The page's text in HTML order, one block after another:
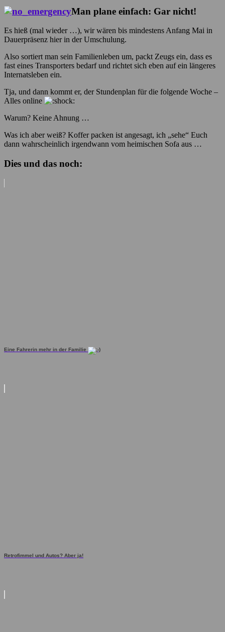
Man plane einfach: Gar nicht!
Es hieß (mal wieder …), wir wären bis mindestens Anfang Mai in
Dauerpräsenz hier in der Umschulung.
Also sortiert man sein Familienleben um, packt Zeugs ein, dass es
fast eines Transporters bedarf und richtet sich eben auf ein längeres
Internatsleben ein.
Tja, und dann kommt er, der Stundenplan für die folgende Woche –
Alles online
Warum? Keine Ahnung …
Was ich aber weiß? Koffer packen ist angesagt, ich „sehe“ Euch
dann wahrscheinlich irgendwann vom heimischen Sofa aus …
Dies und das noch:
Eine Fahrerin mehr in der Familie
Retrofimmel und Autos? Aber ja!